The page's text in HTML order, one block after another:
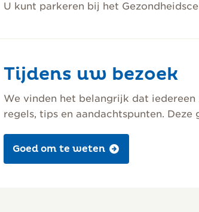
U kunt parkeren bij het
Tijdens uw bezoek
We vinden het belangrijk dat
regels, tips en aandachtspunten.
Goed om te weten